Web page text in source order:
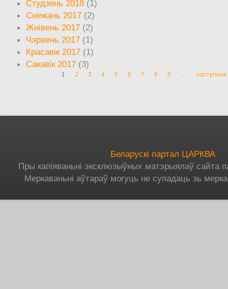
Студзень 2018 (1)
Снежань 2017 (2)
Жнівень 2017 (2)
Чэрвень 2017 (1)
Красавік 2017 (1)
Сакавік 2017 (3)
Старонкі
1 2 3 4 5 6 7 8 9 … наступная
Беларускі партал ЦАРКВА
Пры капіяваньні эксклюзыўных матэрыялаў сайта
Меркаваньні аўтараў могуць не супадаць зь